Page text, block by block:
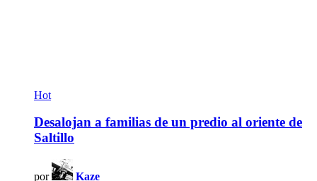
Hot
Desalojan a familias de un predio al oriente de
Saltillo
por Kaze